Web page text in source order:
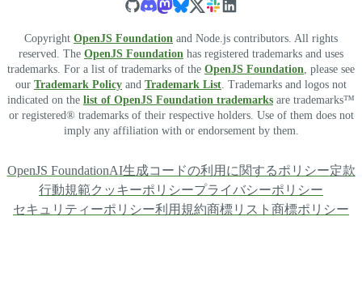
Copyright OpenJS Foundation and Node.js contributors. All rights
reserved. The OpenJS Foundation has registered trademarks and uses
trademarks. For a list of trademarks of the OpenJS Foundation , please see
our Trademark Policy and Trademark List . Trademarks and logos not
indicated on the list of OpenJS Foundation trademarks are trademarks™
or registered® trademarks of their respective holders. Use of them does not
imply any affiliation with or endorsement by them.
OpenJS FoundationAI生成コードの利用に関するポリシー定款
行動規範クッキーポリシープライバシーポリシー
セキュリティーポリシー利用規約商標リスト 商標ポリシー